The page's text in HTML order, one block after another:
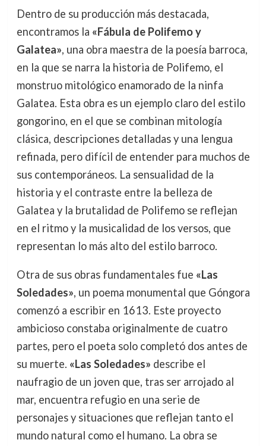
Dentro de su producción más destacada,
encontramos la «Fábula de Polifemo y
Galatea», una obra maestra de la poesía barroca,
en la que se narra la historia de Polifemo, el
monstruo mitológico enamorado de la ninfa
Galatea. Esta obra es un ejemplo claro del estilo
gongorino, en el que se combinan mitología
clásica, descripciones detalladas y una lengua
refinada, pero difícil de entender para muchos de
sus contemporáneos. La sensualidad de la
historia y el contraste entre la belleza de
Galatea y la brutalidad de Polifemo se reflejan
en el ritmo y la musicalidad de los versos, que
representan lo más alto del estilo barroco.
Otra de sus obras fundamentales fue «Las
Soledades», un poema monumental que Góngora
comenzó a escribir en 1613. Este proyecto
ambicioso constaba originalmente de cuatro
partes, pero el poeta solo completó dos antes de
su muerte. «Las Soledades» describe el
naufragio de un joven que, tras ser arrojado al
mar, encuentra refugio en una serie de
personajes y situaciones que reflejan tanto el
mundo natural como el humano. La obra se